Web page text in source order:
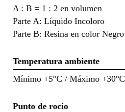
A : B = 1 : 2 en volumen
Parte A: Líquido Incoloro
Parte B: Resina en color Negro
Temperatura ambiente
Mínimo +5°C / Máximo +30°C
Punto de rocío